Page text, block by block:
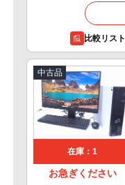
比較リス
中古品
在庫：1
お急ぎください